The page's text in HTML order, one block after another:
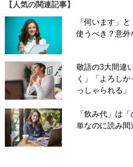
【人気の関連記事】
「伺います」
使うべき？意外
敬語の3大間違
く」「よろし
っしゃられる」
「飲み代」は
単なのに読み間